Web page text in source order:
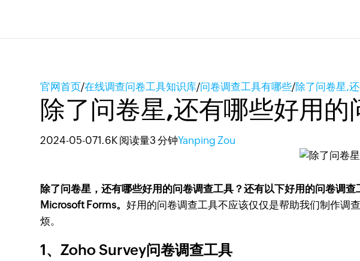
官网首页/在线调查问卷工具知识库/问卷调查工具有哪些/除了问卷星,
除了问卷星,还有哪些好用的
2024-05-071.6K 阅读量3 分钟Yanping Zou
除了问卷星，还有哪些好用的问卷调查工具？还有以下好用的问卷调
Microsoft Forms。好用的问卷调查工具不应该仅仅是帮助我们制作调
烦。
1、Zoho Survey问卷调查工具